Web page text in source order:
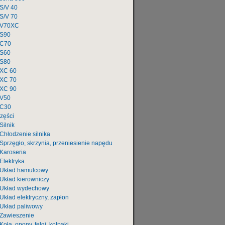
V 40
V 70
60
70
90
silnika
skrzynia, przeniesienie napędu
hamulcowy
kierowniczy
wydechowy
elektryczny, zapłon
paliwowy